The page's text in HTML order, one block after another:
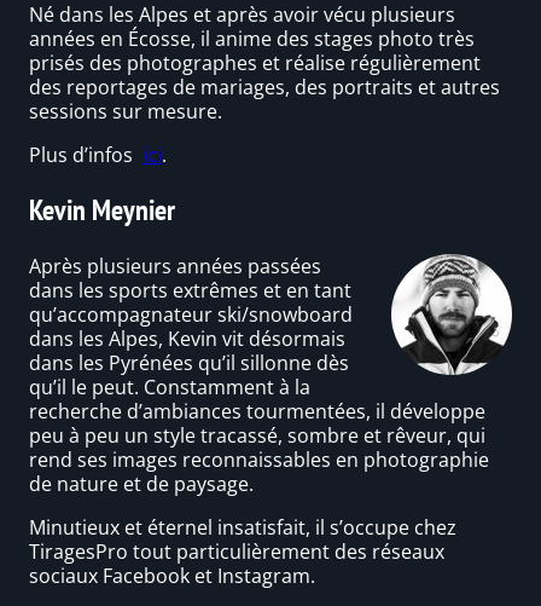
Né dans les Alpes et après avoir vécu plusieurs
années en Écosse, il anime des stages photo très
prisés des photographes et réalise régulièrement
des reportages de mariages, des portraits et autres
sessions sur mesure.
Plus d’infos ici.
Kevin Meynier
Après plusieurs années passées
dans les sports extrêmes et en tant
qu’accompagnateur ski/snowboard
dans les Alpes, Kevin vit désormais
dans les Pyrénées qu’il sillonne dès
qu’il le peut. Constamment à la
recherche d’ambiances tourmentées, il développe
peu à peu un style tracassé, sombre et rêveur, qui
rend ses images reconnaissables en photographie
de nature et de paysage.
Minutieux et éternel insatisfait, il s’occupe chez
TiragesPro tout particulièrement des réseaux
sociaux Facebook et Instagram.